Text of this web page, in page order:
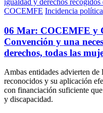
COCEMFE Incidencia política
06 Mar: COCEMFE y
Convención y una
derechos, todas las
Ambas entidades advierten de
reconocidos y su aplicación
con financiación suficiente
y discapacidad.